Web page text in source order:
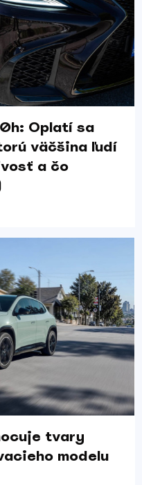
Oplatí sa
väčšina ľudí
a čo
tvary
modelu